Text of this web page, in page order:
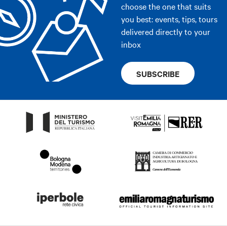
choose the one that suits
you best: events, tips, tours
delivered directly to your
inbox
SUBSCRIBE